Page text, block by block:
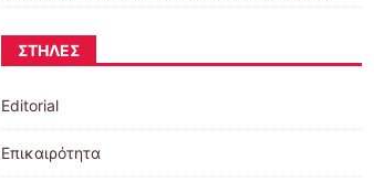
ΣΤΉΛΕΣ
Editorial
Επικαιρότητα